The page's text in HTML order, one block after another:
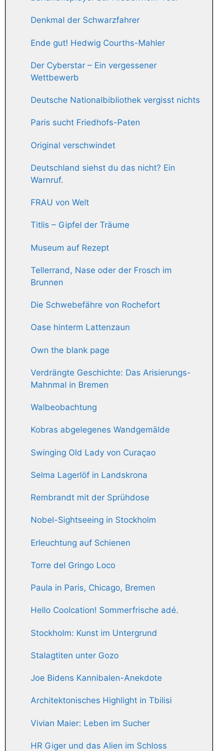
Denkmal der Schwarzfahrer
Ende gut! Hedwig Courths-Mahler
Der Cyberstar – Ein vergessener
Wettbewerb
Deutsche Nationalbibliothek vergisst nichts
Paris sucht Friedhofs-Paten
Original verschwindet
Deutschland siehst du das nicht? Ein
Warnruf.
FRAU von Welt
Titlis – Gipfel der Träume
Museum auf Rezept
Tellerrand, Nase oder der Frosch im
Brunnen
Die Schwebefähre von Rochefort
Oase hinterm Lattenzaun
Own the blank page
Verdrängte Geschichte: Das Arisierungs-
Mahnmal in Bremen
Walbeobachtung
Kobras abgelegenes Wandgemälde
Swinging Old Lady von Curaçao
Selma Lagerlöf in Landskrona
Rembrandt mit der Sprühdose
Nobel-Sightseeing in Stockholm
Erleuchtung auf Schienen
Torre del Gringo Loco
Paula in Paris, Chicago, Bremen
Hello Coolcation! Sommerfrische adé.
Stockholm: Kunst im Untergrund
Stalagtiten unter Gozo
Joe Bidens Kannibalen-Anekdote
Architektonisches Highlight in Tbilisi
Vivian Maier: Leben im Sucher
HR Giger und das Alien im Schloss